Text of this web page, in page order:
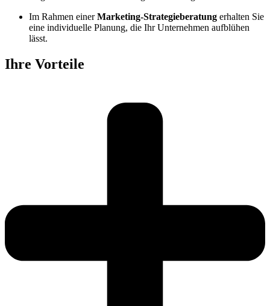
Im Rahmen einerMarketing-Strategieberatung erhalten Sie
eine individuelle Planung, die Ihr Unternehmen aufblühen
lässt.
Ihre Vorteile